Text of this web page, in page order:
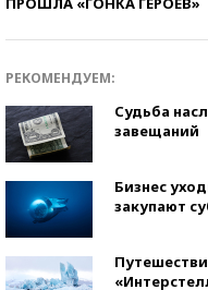
РЕКОМЕНДУЕМ:
Судьба
завещаний
Бизнес
закупают